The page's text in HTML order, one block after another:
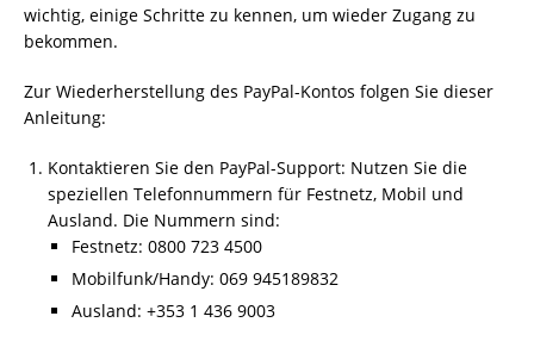
wichtig, einige Schritte zu kennen, um wieder Zugang zu
bekommen.
Zur Wiederherstellung des PayPal-Kontos folgen Sie dieser
Anleitung:
Kontaktieren Sie den PayPal-Support: Nutzen Sie die
speziellen Telefonnummern für Festnetz, Mobil und
Ausland. Die Nummern sind:
Festnetz: 0800 723 4500
Mobilfunk/Handy: 069 945189832
Ausland: +353 1 436 9003